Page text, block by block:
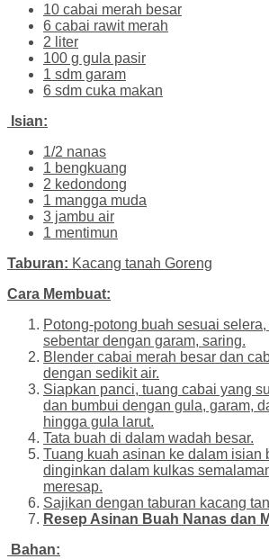
10 cabai merah besar
6 cabai rawit merah
2 liter
100 g gula pasir
1 sdm garam
6 sdm cuka makan
Isian:
1/2 nanas
1 bengkuang
2 kedondong
1 mangga muda
3 jambu air
1 mentimun
Taburan: Kacang tanah Goreng
Cara Membuat:
Potong-potong buah sesuai
sebentar dengan garam, saring.
Blender cabai merah besar dan
dengan sedikit air.
Siapkan panci, tuang cabai yang
dan bumbui dengan gula, garam,
hingga gula larut.
Tata buah di dalam wadah besar.
Tuang kuah asinan ke dalam isian
dinginkan dalam kulkas
meresap.
Sajikan dengan taburan kacang
Resep Asinan Buah Nanas dan
Bahan: